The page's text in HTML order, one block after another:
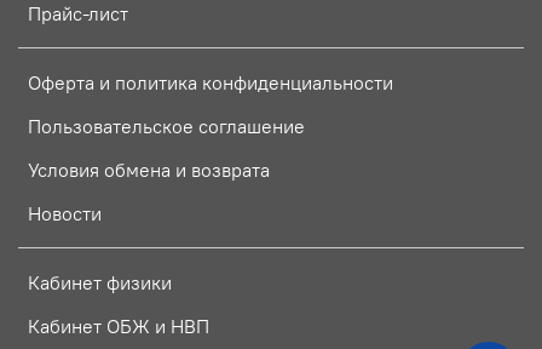
Прайс-лист
Оферта и политика конфиденциальности
Пользовательское соглашение
Условия обмена и возврата
Новости
Кабинет физики
Кабинет ОБЖ и НВП